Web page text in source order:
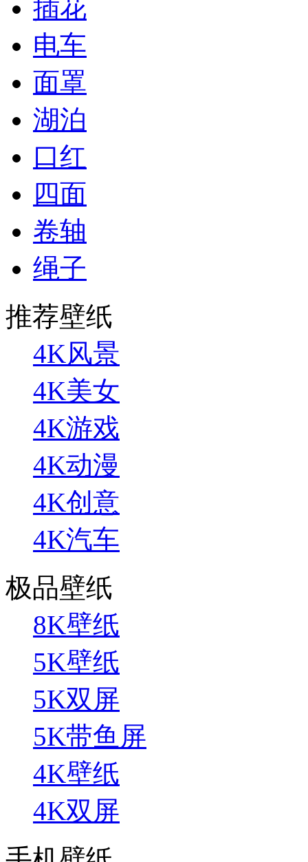
插花
电车
面罩
湖泊
口红
四面
卷轴
绳子
推荐壁纸
4K风景
4K美女
4K游戏
4K动漫
4K创意
4K汽车
极品壁纸
8K壁纸
5K壁纸
5K双屏
5K带鱼屏
4K壁纸
4K双屏